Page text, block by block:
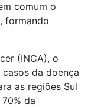
comum o
formando
(INCA), o
da doença
as regiões Sul
da